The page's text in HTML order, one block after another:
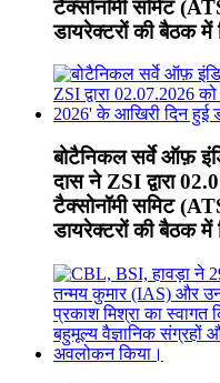
टैक्सोनॉमी समिट
डायरेक्टरों की बैठक में
बोटैनिकल सर्वे ऑफ़
दास ने ZSI द्वारा
टैक्सोनॉमी समिट
डायरेक्टरों की बैठक में